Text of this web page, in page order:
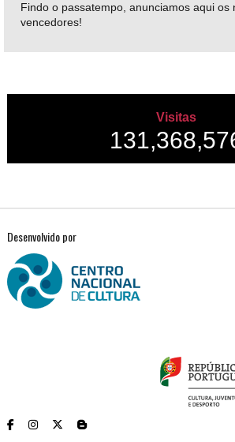
Findo o passatempo, anunciamos aqui os
vencedores!
Visitas
Desenvolvido por